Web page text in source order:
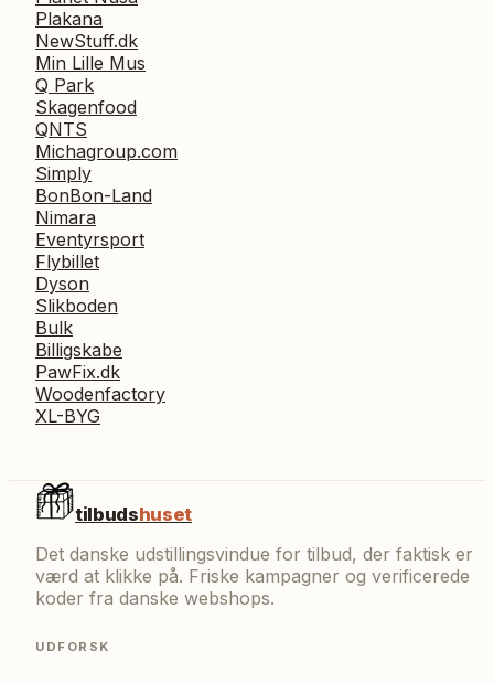
Plakana
NewStuff.dk
Min Lille Mus
Q Park
Skagenfood
QNTS
Michagroup.com
Simply
BonBon-Land
Nimara
Eventyrsport
Flybillet
Dyson
Slikboden
Bulk
Billigskabe
PawFix.dk
Woodenfactory
XL-BYG
tilbudshuset
Det danske udstillingsvindue for tilbud, der faktisk er
værd at klikke på. Friske kampagner og verificerede
koder fra danske webshops.
UDFORSK